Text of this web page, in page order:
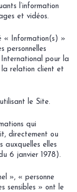
l’information
et vidéos.
« Information(s) »
personnelles
pour la
relation client et
le Site.
qui
directement ou
auxquelles elles
6 janvier 1978).
», « personne
sensibles » ont le